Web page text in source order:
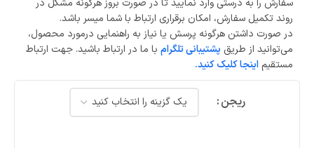
سفارش را به درستی وارد نمایید تا در صورت بروز هرگونه مشکل در
روند تکمیل سفارش، امکان برقراری ارتباط با شما میسر باشد.
در صورت داشتن هرگونه پرسش یا نیاز به راهنمایی درمورد محصول،
می‌توانید از طریق پشتیبانی تلگرام با ما در ارتباط باشید. جهت ارتباط
مستقیم اینجا کلیک کنید.
ریجن